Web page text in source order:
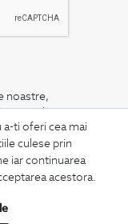
ti oferi cea mai
culese prin
iar continuarea
acestora.
noastre,
masculina.